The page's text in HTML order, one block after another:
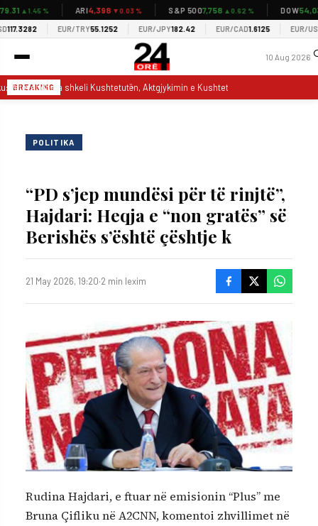
▲1.45 % ARI4,398▼0.03 % S&P 5007,758▲0.62 % DOW
EUR/TRY55.1252 EUR/JPY182.42 EUR/CAD1.6125 EUR/USD
10 Aug 2026
BREAKING
Vetëvendosja shkeli Kushtetutën, Aktgjykimin e Kushtetueses dhe tash edhe
POLITIKA
“PD s’jep mundësi për të rinjtë”,
Hajdari: Heqja e “non gratës” së
Berishës s’është çështje k
21 May 2026, 19:20·2 min lexim
Rudina Hajdari, e ftuar në emisionin “Plus” me
Bruna Çifliku në A2CNN, komentoi zhvillimet në